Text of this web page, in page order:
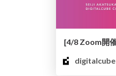
digitalcube